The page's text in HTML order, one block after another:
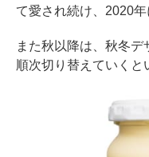
て愛され続け、2020年
また秋以降は、秋冬デ
順次切り替えていくと